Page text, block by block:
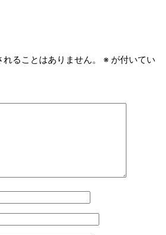
ることはありません。 ※ が付いてい